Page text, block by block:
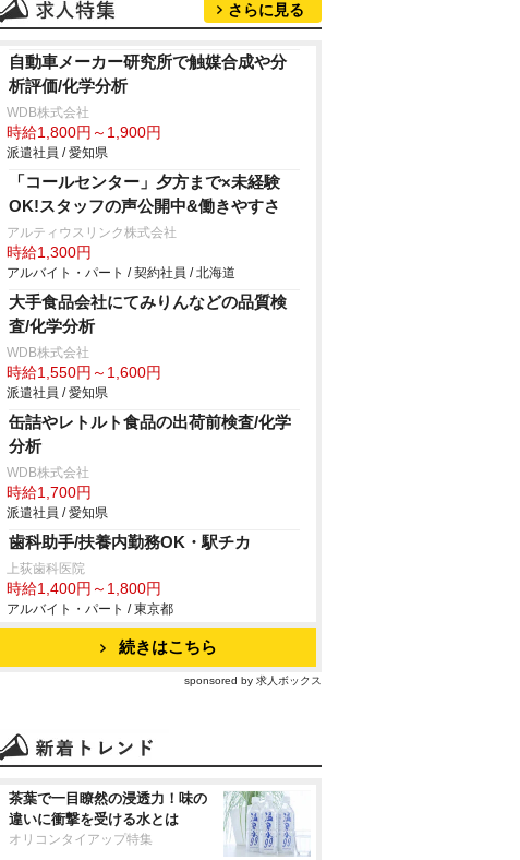
さらに見る
自動車メーカー研究所で触媒合成や分
析評価/化学分析
WDB株式会社
時給1,800円～1,900円
派遣社員 / 愛知県
「コールセンター」夕方まで×未経験
OK!スタッフの声公開中&働きやすさ
アルティウスリンク株式会社
時給1,300円
アルバイト・パート / 契約社員 / 北海道
大手食品会社にてみりんなどの品質検
査/化学分析
WDB株式会社
時給1,550円～1,600円
派遣社員 / 愛知県
缶詰やレトルト食品の出荷前検査/化学
分析
WDB株式会社
時給1,700円
派遣社員 / 愛知県
歯科助手/扶養内勤務OK・駅チカ
上荻歯科医院
時給1,400円～1,800円
アルバイト・パート / 東京都
続きはこちら
sponsored by 求人ボックス
茶葉で一目瞭然の浸透力！味の
違いに衝撃を受ける水とは
オリコンタイアップ特集